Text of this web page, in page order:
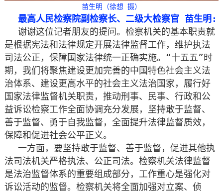
苗生明（徐想 摄）
最高人民检察院副检察长、二级大检察官 苗生明:
谢谢这位记者朋友的提问。检察机关的基本职责就
是根据宪法和法律规定开展法律监督工作，维护执法
司法公正，保障国家法律统一正确实施。“十五五”时
期，我们将聚焦建设更加完善的中国特色社会主义法
治体系、建设更高水平的社会主义法治国家，履行好
国家法律监督机关职责，推动刑事、民事、行政和公
益诉讼检察工作全面协调充分发展，坚持敢于监督、
善于监督、勇于自我监督，全面提升法律监督质效，
保障和促进社会公平正义。
一方面，要坚持敢于监督、善于监督，促进其他执
法司法机关严格执法、公正司法。检察机关法律监督
是法治监督体系的重要组成部分，工作重心是强化对
诉讼活动的监督。检察机关将全面加强对立案、侦